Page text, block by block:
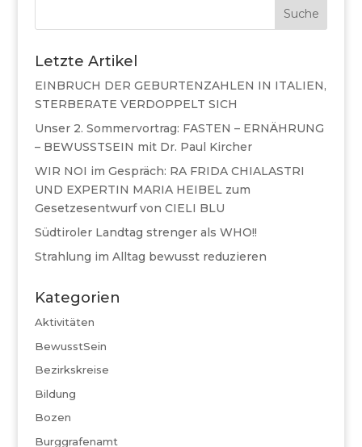
Suche
Letzte Artikel
EINBRUCH DER GEBURTENZAHLEN IN ITALIEN,
STERBERATE VERDOPPELT SICH
Unser 2. Sommervortrag: FASTEN – ERNÄHRUNG
– BEWUSSTSEIN mit Dr. Paul Kircher
WIR NOI im Gespräch: RA FRIDA CHIALASTRI
UND EXPERTIN MARIA HEIBEL zum
Gesetzesentwurf von CIELI BLU
Südtiroler Landtag strenger als WHO!!
Strahlung im Alltag bewusst reduzieren
Kategorien
Aktivitäten
BewusstSein
Bezirkskreise
Bildung
Bozen
Burggrafenamt